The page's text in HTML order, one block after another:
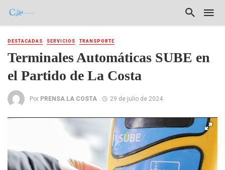
DESTACADAS SERVICIOS TRANSPORTE
Terminales Automáticas SUBE en
el Partido de La Costa
Por PRENSA LA COSTA 29 de julio de 2024